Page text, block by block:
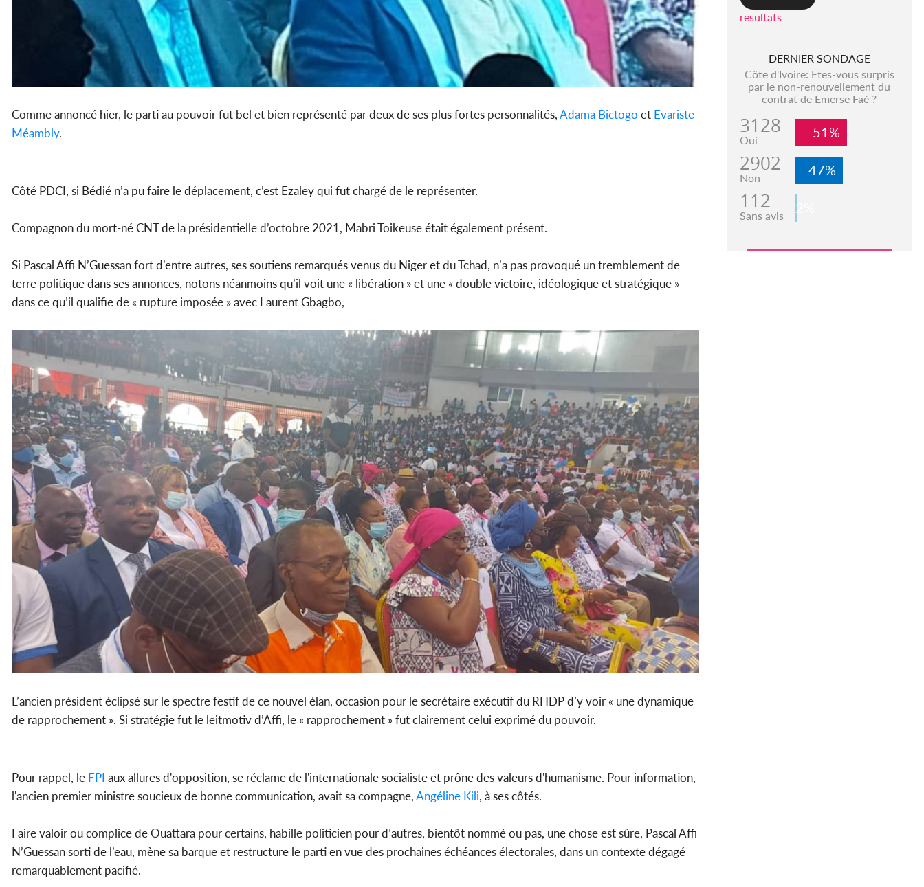
Comme annoncé hier, le parti au pouvoir fut bel et bien représenté par deux de ses plus fortes personnalités,Adama Bictogo et Evariste
Méambly.
Côté PDCI, si Bédié n’a pu faire le déplacement, c’est Ezaley qui fut chargé de le représenter.
Compagnon du mort-né CNT de la présidentielle d’octobre 2021, Mabri Toikeuse était également présent.
Si Pascal Affi N’Guessan fort d’entre autres, ses soutiens remarqués venus du Niger et du Tchad, n’a pas provoqué un tremblement de
terre politique dans ses annonces, notons néanmoins qu’il voit une « libération » et une « double victoire, idéologique et stratégique »
dans ce qu’il qualifie de « rupture imposée » avec Laurent Gbagbo,
L’ancien président éclipsé sur le spectre festif de ce nouvel élan, occasion pour le secrétaire exécutif du RHDP d’y voir « une dynamique
de rapprochement ». Si stratégie fut le leitmotiv d’Affi, le « rapprochement » fut clairement celui exprimé du pouvoir.
Pour rappel, le FPI aux allures d'opposition, se réclame de l'internationale socialiste et prône des valeurs d'humanisme. Pour information,
l'ancien premier ministre soucieux de bonne communication, avait sa compagne,Angéline Kili, à ses côtés.
Faire valoir ou complice de Ouattara pour certains, habille politicien pour d’autres, bientôt nommé ou pas, une chose est sûre, Pascal Affi
N’Guessan sorti de l’eau, mène sa barque et restructure le parti en vue des prochaines échéances électorales, dans un contexte dégagé
remarquablement pacifié.
resultats
DERNIER SONDAGE
Côte d'Ivoire: Etes-vous surpris
par le non-renouvellement du
contrat de Emerse Faé ?
3128
Oui 51%
2902
Non 47%
112
Sans avis 2%